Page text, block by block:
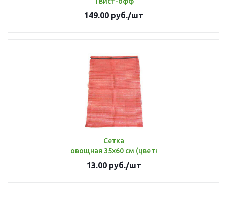
149.00 руб./шт
Сетка
овощная 35х60 см (цветная) до 15 кг
13.00руб./шт